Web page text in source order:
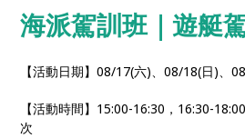
海派駕訓班｜遊艇
【活動日期】08/17(六)、08/18(日)、
【活動時間】15:00-16:30，16:30-
次